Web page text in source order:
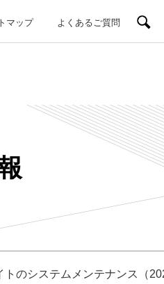
マップ よくあるご質問
のシステムメンテナンス（